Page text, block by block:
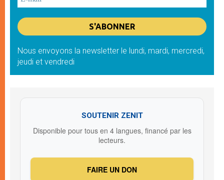
Nous envoyons la newsletter le lundi, mardi, mercredi,
jeudi et vendredi
SOUTENIR ZENIT
Disponible pour tous en 4 langues, financé par les
lecteurs.
FAIRE UN DON